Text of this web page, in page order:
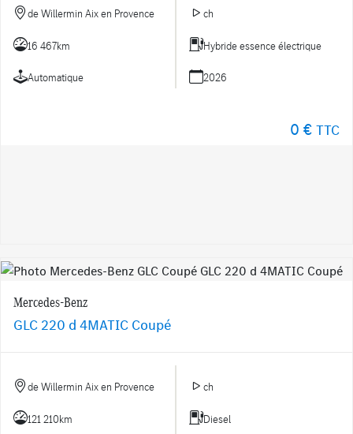
de Willermin Aix en Provence ch
16 467km Hybride essence électrique
Automatique 2026
0 € TTC
Mercedes-Benz
GLC 220 d 4MATIC Coupé
de Willermin Aix en Provence ch
121 210km Diesel